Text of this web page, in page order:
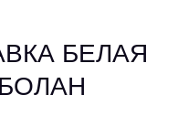
БЕЛАЯ